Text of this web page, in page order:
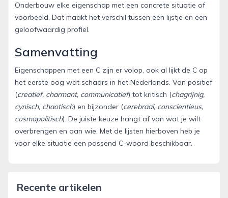
Onderbouw elke eigenschap met een concrete situatie of
voorbeeld. Dat maakt het verschil tussen een lijstje en een
geloofwaardig profiel.
Samenvatting
Eigenschappen met een C zijn er volop, ook al lijkt de C op
het eerste oog wat schaars in het Nederlands. Van positief
(creatief, charmant, communicatief) tot kritisch (chagrijnig,
cynisch, chaotisch) en bijzonder (cerebraal, conscientieus,
cosmopolitisch). De juiste keuze hangt af van wat je wilt
overbrengen en aan wie. Met de lijsten hierboven heb je
voor elke situatie een passend C-woord beschikbaar.
Recente artikelen